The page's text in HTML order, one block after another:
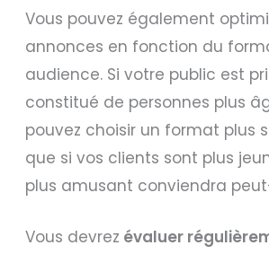
Vous pouvez également
annonces en fonction du
audience. Si votre public est
constitué de personnes plus
pouvez choisir un format plus
que si vos clients sont plus
plus amusant conviendra
Vous devrez évaluer